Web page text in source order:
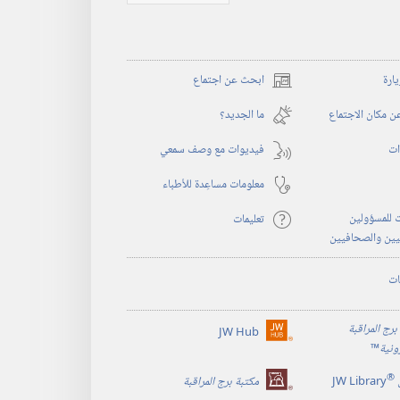
ابحث عن اجتماع (يفتح
نافذة
جديدة)
مكان الاجتماع
ما الجديد؟‏
فيديوات مع وصف سمعي
معلومات مساعِدة للأطباء
للمسؤولين
والصحافيين
تعليمات
المراقبة
™
JW Hub (يفتح
جديدة)
®
JW Library مكتبة برج المراقبة